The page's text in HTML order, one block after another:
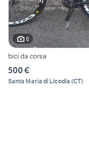
6
bici da corsa
500 €
Santa Maria di Licodia (CT)